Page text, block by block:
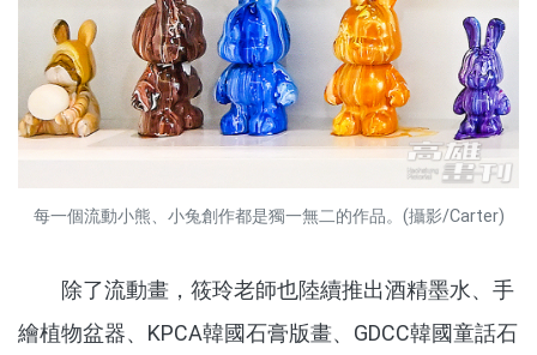
每一個流動小熊、小兔創作都是獨一無二的作品。(攝影/Carter)
除了流動畫，筱玲老師也陸續推出酒精墨水、手
繪植物盆器、KPCA韓國石膏版畫、GDCC韓國童話石